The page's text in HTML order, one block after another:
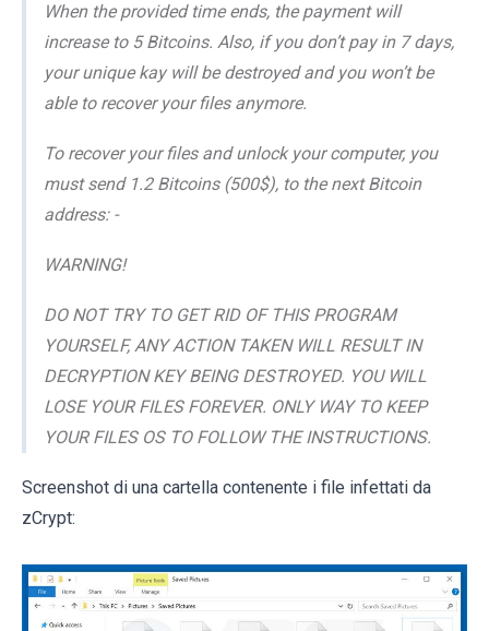
When the provided time ends, the payment will
increase to 5 Bitcoins. Also, if you don’t pay in 7 days,
your unique kay will be destroyed and you won’t be
able to recover your files anymore.
To recover your files and unlock your computer, you
must send 1.2 Bitcoins (500$), to the next Bitcoin
address: -
WARNING!
DO NOT TRY TO GET RID OF THIS PROGRAM
YOURSELF, ANY ACTION TAKEN WILL RESULT IN
DECRYPTION KEY BEING DESTROYED. YOU WILL
LOSE YOUR FILES FOREVER. ONLY WAY TO KEEP
YOUR FILES OS TO FOLLOW THE INSTRUCTIONS.
Screenshot di una cartella contenente i file infettati da
zCrypt: